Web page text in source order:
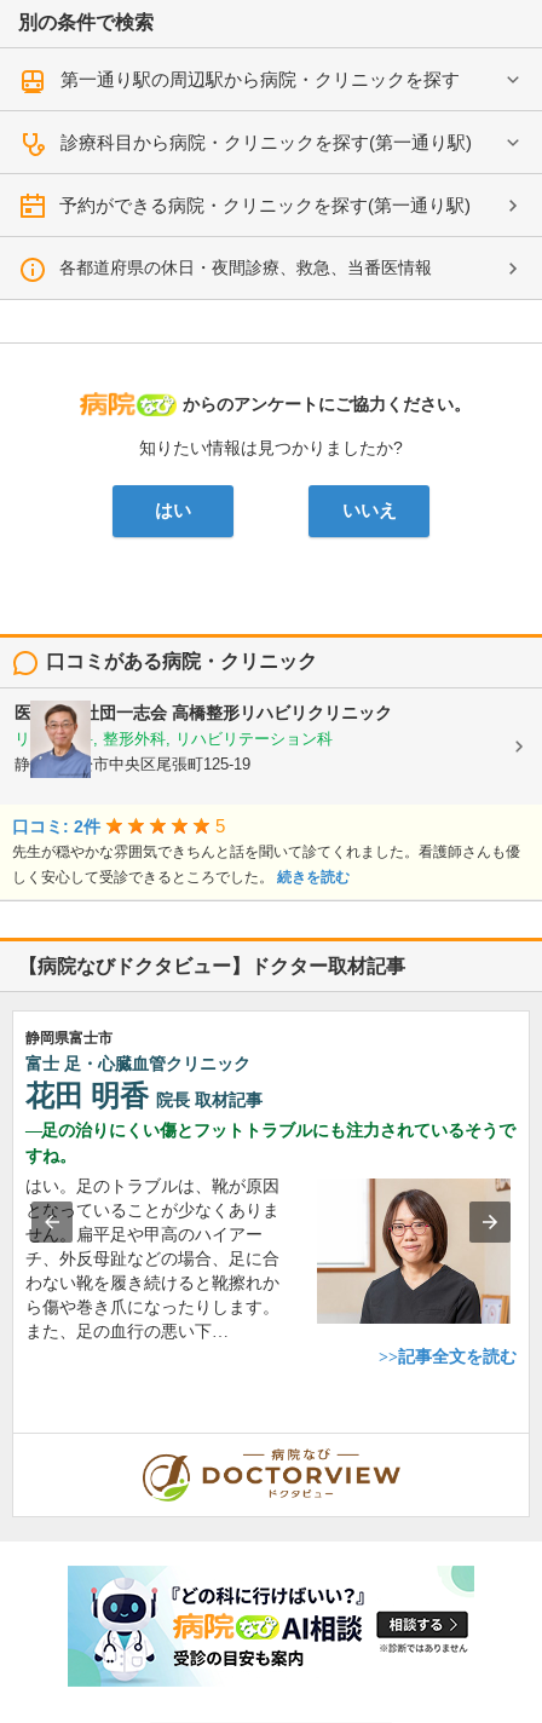
別の条件で検索
第一通り駅の周辺駅から病院・クリニックを探す
診療科目から病院・クリニックを探す(第一通り駅)
予約ができる病院・クリニックを探す(第一通り駅)
各都道府県の休日・夜間診療、救急、当番医情報
病院なび
からのアンケートにご協力ください。
知りたい情報は見つかりましたか?
はい いいえ
口コミがある病院・クリニック
医療法人社団一志会 高橋整形リハビリクリニック
リウマチ科, 整形外科, リハビリテーション科
静岡県浜松市中央区尾張町125-19
口コミ: 2件 5
先生が穏やかな雰囲気できちんと話を聞いて診てくれました。看護師さんも優
しく安心して受診できるところでした。 続きを読む
【病院なびドクタビュー】ドクター取材記事
静岡県富士市
富士 足・心臓血管クリニック
花田 明香 院長 取材記事
足の治りにくい傷とフットトラブルにも注力されているそうで
すね。
はい。足のトラブルは、靴が原因
となっていることが少なくありま
せん。扁平足や甲高のハイアー
チ、外反母趾などの場合、足に合
わない靴を履き続けると靴擦れか
ら傷や巻き爪になったりします。
また、足の血行の悪い下…
>>記事全文を読む